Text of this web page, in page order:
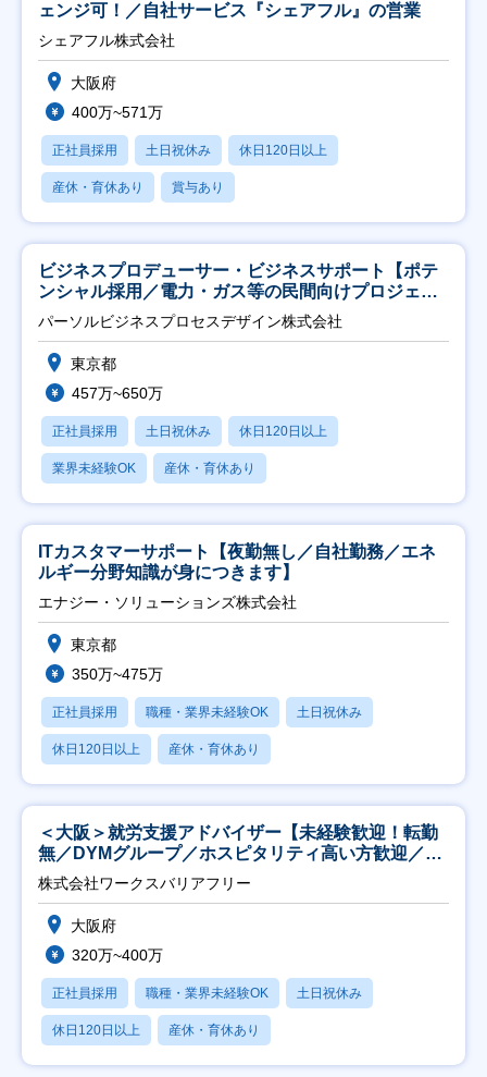
ェンジ可！／自社サービス『シェアフル』の営業
シェアフル株式会社
大阪府
400万~571万
正社員採用 土日祝休み 休日120日以上
産休・育休あり 賞与あり
ビジネスプロデューサー・ビジネスサポート【ポテ
ンシャル採用／電力・ガス等の民間向けプロジェク
ト推進】
パーソルビジネスプロセスデザイン株式会社
東京都
457万~650万
正社員採用 土日祝休み 休日120日以上
業界未経験OK 産休・育休あり
ITカスタマーサポート【夜勤無し／自社勤務／エネ
ルギー分野知識が身につきます】
エナジー・ソリューションズ株式会社
東京都
350万~475万
正社員採用 職種・業界未経験OK 土日祝休み
休日120日以上 産休・育休あり
＜大阪＞就労支援アドバイザー【未経験歓迎！転勤
無／DYMグループ／ホスピタリティ高い方歓迎／土
日祝】
株式会社ワークスバリアフリー
大阪府
320万~400万
正社員採用 職種・業界未経験OK 土日祝休み
休日120日以上 産休・育休あり